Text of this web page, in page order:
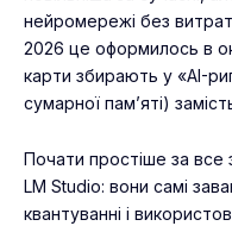
нейромережі без витрат
2026 це оформилось в
карти збирають у «AI-
сумарної пам’яті)
Почати простіше за
LM Studio: вони самі
квантуванні і